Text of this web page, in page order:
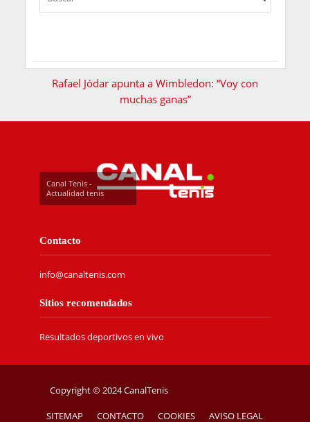
Rafael Jódar apunta a Wimbledon: “Voy con
muchas ganas”
Canal Tenis -
Actualidad tenis
Contacto
info@canaltenis.com
Sitios recomendados
Resultados deportivos en vivo
Copyright © 2024 CanalTenis
SITEMAP CONTACTO COOKIES AVISO LEGAL